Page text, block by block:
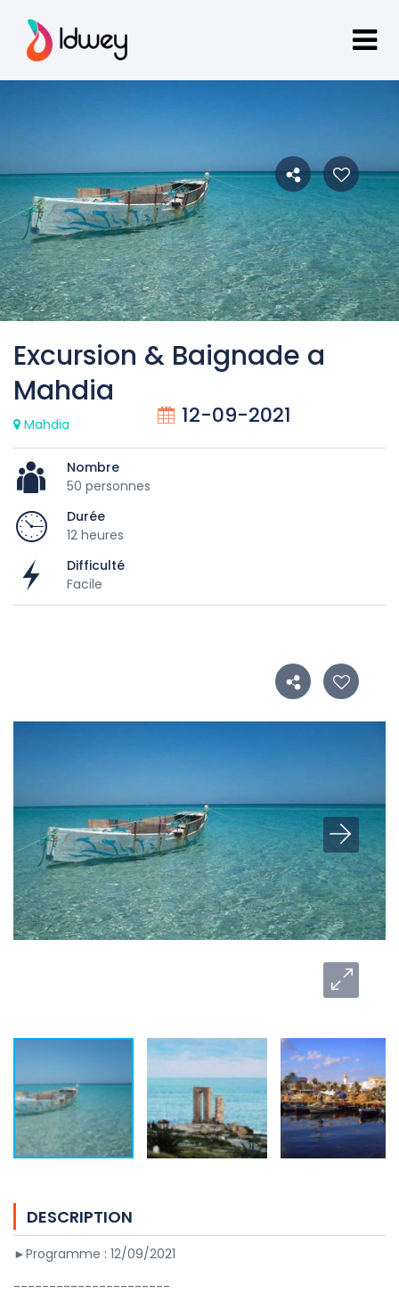
Excursion & Baignade a
Mahdia
Mahdia 12-09-2021
Nombre
50 personnes
Durée
12 heures
Difficulté
Facile
DESCRIPTION
►Programme : 12/09/2021
----------------------